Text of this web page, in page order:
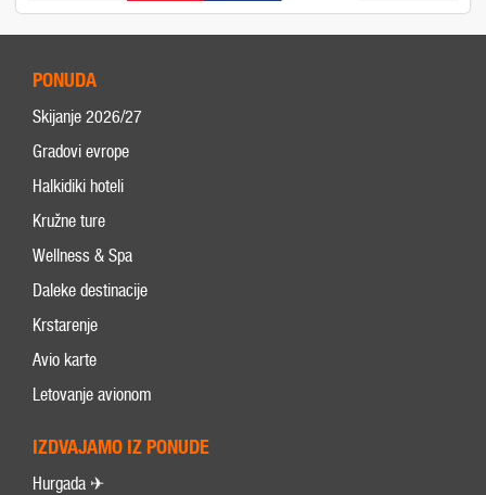
PONUDA
Skijanje 2026/27
Gradovi evrope
Halkidiki hoteli
Kružne ture
Wellness & Spa
Daleke destinacije
Krstarenje
Avio karte
Letovanje avionom
IZDVAJAMO IZ PONUDE
Hurgada ✈